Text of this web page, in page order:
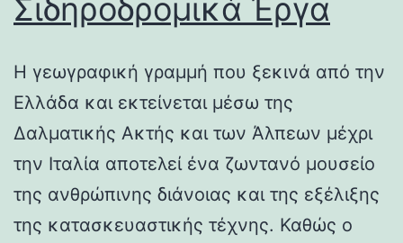
Σιδηροδρομικά Έργα
Η γεωγραφική γραμμή που ξεκινά από την
Ελλάδα και εκτείνεται μέσω της
Δαλματικής Ακτής και των Άλπεων μέχρι
την Ιταλία αποτελεί ένα ζωντανό μουσείο
της ανθρώπινης διάνοιας και της εξέλιξης
της κατασκευαστικής τέχνης. Καθώς ο